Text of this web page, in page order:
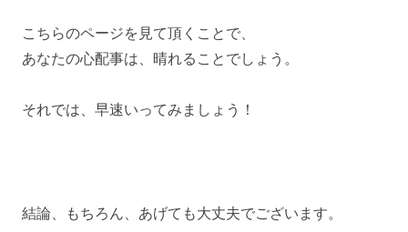
こちらのページを見て頂くことで、
あなたの心配事は、晴れることでしょう。
それでは、早速いってみましょう！
結論、もちろん、あげても大丈夫でございます。